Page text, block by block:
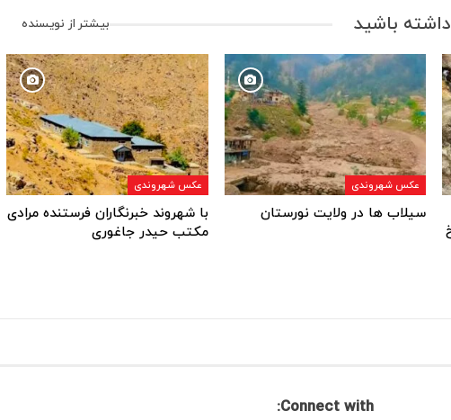
باشید بیشتر از نویسنده
عکس شهروندی
سیلاب ها در ولایت نورستان
عکس شهروندی
با شهروند خبرنگاران فرستنده مرادی
مکتب حیدر جاغوری
Connect with: